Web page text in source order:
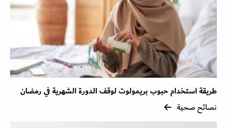
طريقة استخدام حبوب بريمولوت لوقف الدورة الشهرية في رمضان
نصائح صحية